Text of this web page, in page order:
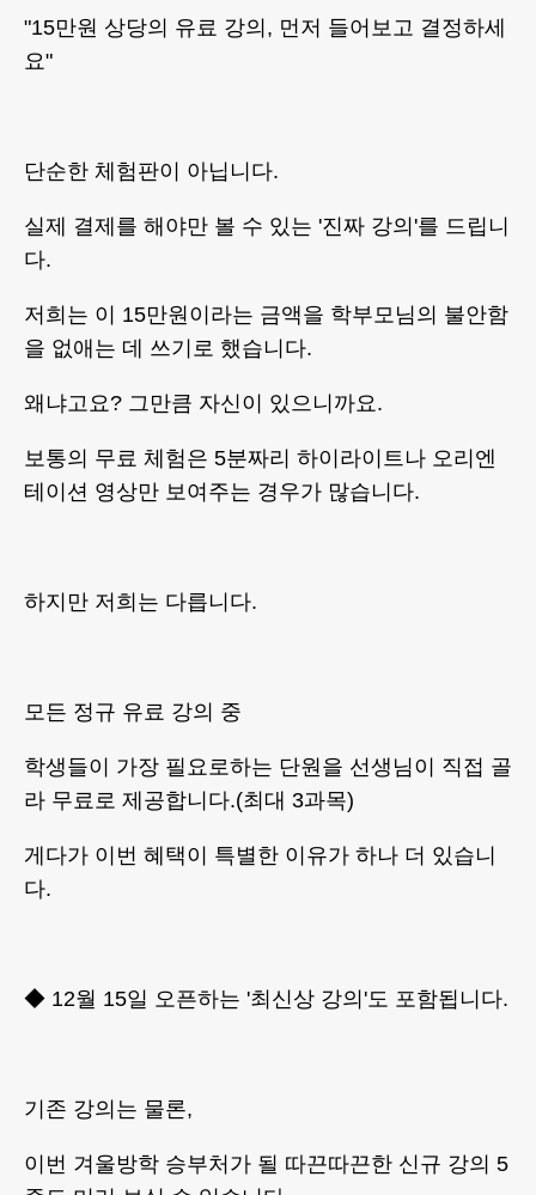
"15만원 상당의 유료 강의, 먼저 들어보고 결정하세
요"
단순한 체험판이 아닙니다.
​실제 결제를 해야만 볼 수 있는 '진짜 강의'를 드립니
다.
저희는 이 15만원이라는 금액을 학부모님의 불안함
을 없애는 데 쓰기로 했습니다.
​왜냐고요? 그만큼 자신이 있으니까요.
보통의 무료 체험은 5분짜리 하이라이트나 오리엔
테이션 영상만 보여주는 경우가 많습니다.
하지만 저희는 다릅니다.
모든 정규 유료 강의 중
​학생들이 가장 필요로하는 단원을 선생님이 직접 골
라 무료로 제공합니다.(최대 3과목)
​게다가 이번 혜택이 특별한 이유가 하나 더 있습니
다.
◆ 12월 15일 오픈하는 '최신상 강의'도 포함됩니다.
기존 강의는 물론,
이번 겨울방학 승부처가 될 따끈따끈한 신규 강의 5